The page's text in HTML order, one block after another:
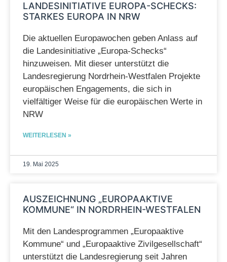
LANDESINITIATIVE EUROPA-SCHECKS:
STARKES EUROPA IN NRW
Die aktuellen Europawochen geben Anlass auf
die Landesinitiative „Europa-Schecks“
hinzuweisen. Mit dieser unterstützt die
Landesregierung Nordrhein-Westfalen Projekte
europäischen Engagements, die sich in
vielfältiger Weise für die europäischen Werte in
NRW
WEITERLESEN »
19. Mai 2025
AUSZEICHNUNG „EUROPAAKTIVE
KOMMUNE“ IN NORDRHEIN-WESTFALEN
Mit den Landesprogrammen „Europaaktive
Kommune“ und „Europaaktive Zivilgesellschaft“
unterstützt die Landesregierung seit Jahren